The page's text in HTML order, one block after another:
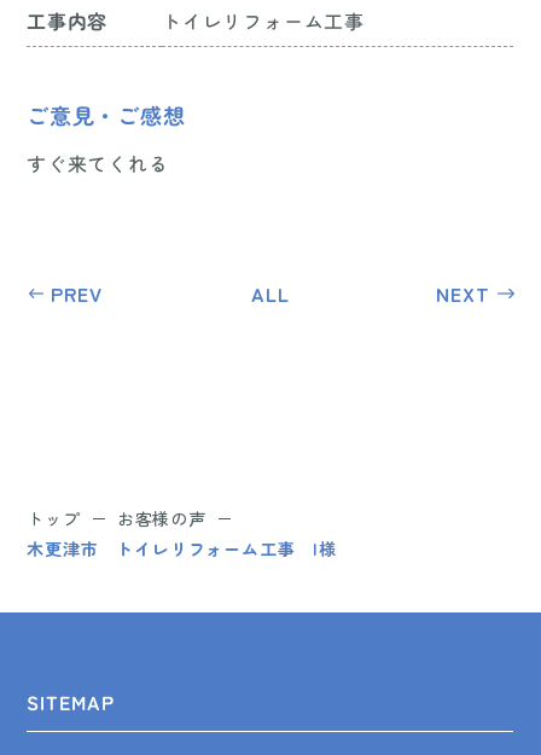
工事内容 トイレリフォーム工事
ご意見・ご感想
すぐ来てくれる
PREV ALL NEXT
トップ
お客様の声
木更津市 トイレリフォーム工事 I様
SITEMAP